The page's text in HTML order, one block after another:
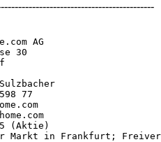
AG
30
77
(Aktie)
in Frankfurt;